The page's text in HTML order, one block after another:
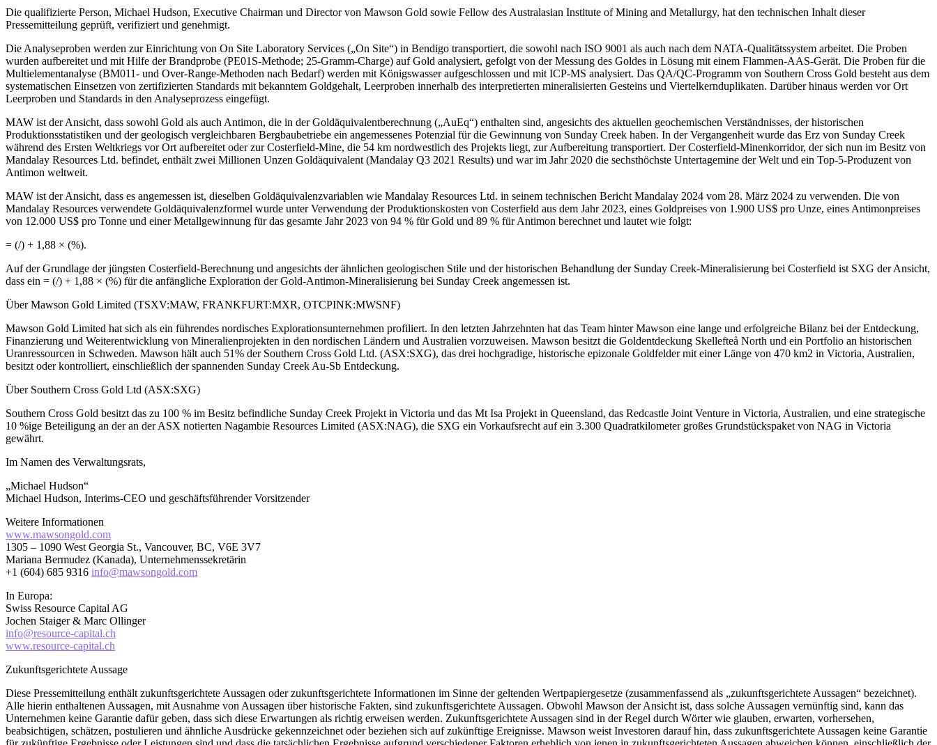
Die qualifizierte Person, Michael Hudson, Executive Chairman und Director von Mawson Gold sowie Fellow des Australasian Institute of Mining and Metallurgy, hat den technischen Inhalt dieser
Pressemitteilung geprüft, verifiziert und genehmigt.
Die Analyseproben werden zur Einrichtung von On Site Laboratory Services („On Site“) in Bendigo transportiert, die sowohl nach ISO 9001 als auch nach dem NATA-Qualitätssystem arbeitet. Die Proben
wurden aufbereitet und mit Hilfe der Brandprobe (PE01S-Methode; 25-Gramm-Charge) auf Gold analysiert, gefolgt von der Messung des Goldes in Lösung mit einem Flammen-AAS-Gerät. Die Proben für die
Multielementanalyse (BM011- und Over-Range-Methoden nach Bedarf) werden mit Königswasser aufgeschlossen und mit ICP-MS analysiert. Das QA/QC-Programm von Southern Cross Gold besteht aus dem
systematischen Einsetzen von zertifizierten Standards mit bekanntem Goldgehalt, Leerproben innerhalb des interpretierten mineralisierten Gesteins und Viertelkernduplikaten. Darüber hinaus werden vor Ort
Leerproben und Standards in den Analyseprozess eingefügt.
MAW ist der Ansicht, dass sowohl Gold als auch Antimon, die in der Goldäquivalentberechnung („AuEq“) enthalten sind, angesichts des aktuellen geochemischen Verständnisses, der historischen
Produktionsstatistiken und der geologisch vergleichbaren Bergbaubetriebe ein angemessenes Potenzial für die Gewinnung von Sunday Creek haben. In der Vergangenheit wurde das Erz von Sunday Creek
während des Ersten Weltkriegs vor Ort aufbereitet oder zur Costerfield-Mine, die 54 km nordwestlich des Projekts liegt, zur Aufbereitung transportiert. Der Costerfield-Minenkorridor, der sich nun im Besitz von
Mandalay Resources Ltd. befindet, enthält zwei Millionen Unzen Goldäquivalent (Mandalay Q3 2021 Results) und war im Jahr 2020 die sechsthöchste Untertagemine der Welt und ein Top-5-Produzent von
Antimon weltweit.
MAW ist der Ansicht, dass es angemessen ist, dieselben Goldäquivalenzvariablen wie Mandalay Resources Ltd. in seinem technischen Bericht Mandalay 2024 vom 28. März 2024 zu verwenden. Die von
Mandalay Resources verwendete Goldäquivalenzformel wurde unter Verwendung der Produktionskosten von Costerfield aus dem Jahr 2023, eines Goldpreises von 1.900 US$ pro Unze, eines Antimonpreises
von 12.000 US$ pro Tonne und einer Metallgewinnung für das gesamte Jahr 2023 von 94 % für Gold und 89 % für Antimon berechnet und lautet wie folgt:
= (/) + 1,88 × (%).
Auf der Grundlage der jüngsten Costerfield-Berechnung und angesichts der ähnlichen geologischen Stile und der historischen Behandlung der Sunday Creek-Mineralisierung bei Costerfield ist SXG der Ansicht,
dass ein = (/) + 1,88 × (%) für die anfängliche Exploration der Gold-Antimon-Mineralisierung bei Sunday Creek angemessen ist.
Über Mawson Gold Limited (TSXV:MAW, FRANKFURT:MXR, OTCPINK:MWSNF)
Mawson Gold Limited hat sich als ein führendes nordisches Explorationsunternehmen profiliert. In den letzten Jahrzehnten hat das Team hinter Mawson eine lange und erfolgreiche Bilanz bei der Entdeckung,
Finanzierung und Weiterentwicklung von Mineralienprojekten in den nordischen Ländern und Australien vorzuweisen. Mawson besitzt die Goldentdeckung Skellefteå North und ein Portfolio an historischen
Uranressourcen in Schweden. Mawson hält auch 51% der Southern Cross Gold Ltd. (ASX:SXG), das drei hochgradige, historische epizonale Goldfelder mit einer Länge von 470 km2 in Victoria, Australien,
besitzt oder kontrolliert, einschließlich der spannenden Sunday Creek Au-Sb Entdeckung.
Über Southern Cross Gold Ltd (ASX:SXG)
Southern Cross Gold besitzt das zu 100 % im Besitz befindliche Sunday Creek Projekt in Victoria und das Mt Isa Projekt in Queensland, das Redcastle Joint Venture in Victoria, Australien, und eine strategische
10 %ige Beteiligung an der an der ASX notierten Nagambie Resources Limited (ASX:NAG), die SXG ein Vorkaufsrecht auf ein 3.300 Quadratkilometer großes Grundstückspaket von NAG in Victoria
gewährt.
Im Namen des Verwaltungsrats,
„Michael Hudson“
Michael Hudson, Interims-CEO und geschäftsführender Vorsitzender
Weitere Informationen
www.mawsongold.com
1305 – 1090 West Georgia St., Vancouver, BC, V6E 3V7
Mariana Bermudez (Kanada), Unternehmenssekretärin
+1 (604) 685 9316 info@mawsongold.com
In Europa:
Swiss Resource Capital AG
Jochen Staiger & Marc Ollinger
info@resource-capital.ch
www.resource-capital.ch
Zukunftsgerichtete Aussage
Diese Pressemitteilung enthält zukunftsgerichtete Aussagen oder zukunftsgerichtete Informationen im Sinne der geltenden Wertpapiergesetze (zusammenfassend als „zukunftsgerichtete Aussagen“ bezeichnet).
Alle hierin enthaltenen Aussagen, mit Ausnahme von Aussagen über historische Fakten, sind zukunftsgerichtete Aussagen. Obwohl Mawson der Ansicht ist, dass solche Aussagen vernünftig sind, kann das
Unternehmen keine Garantie dafür geben, dass sich diese Erwartungen als richtig erweisen werden. Zukunftsgerichtete Aussagen sind in der Regel durch Wörter wie glauben, erwarten, vorhersehen,
beabsichtigen, schätzen, postulieren und ähnliche Ausdrücke gekennzeichnet oder beziehen sich auf zukünftige Ereignisse. Mawson weist Investoren darauf hin, dass zukunftsgerichtete Aussagen keine Garantie